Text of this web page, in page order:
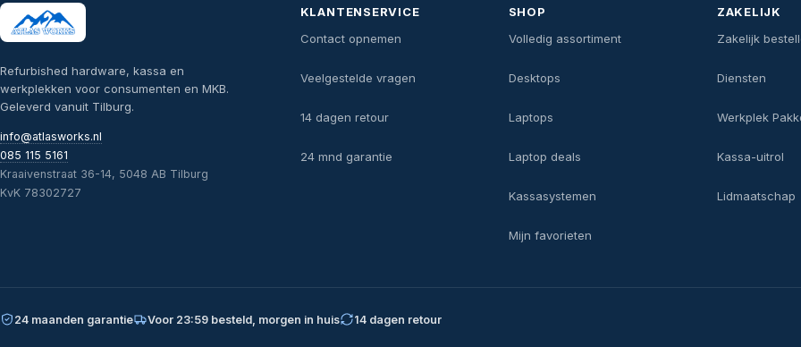
Refurbished hardware, kassa en
werkplekken voor consumenten en MKB.
Geleverd vanuit Tilburg.
info@atlasworks.nl
085 115 5161
Kraaivenstraat 36-14, 5048 AB Tilburg
KvK 78302727
KLANTENSERVICE
Contact opnemen
Veelgestelde vragen
14 dagen retour
24 mnd garantie
SHOP
Volledig assortiment
Desktops
Laptops
Laptop deals
Kassasystemen
Mijn favorieten
ZAKELIJK
Zakelijk
Diensten
Werkplek
Kassa-uitrol
Lidmaatschap
24 maanden garantie Voor 23:59 besteld, morgen in huis 14 dagen retour